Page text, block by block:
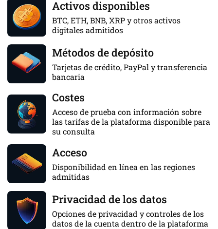
Activos disponibles
BTC, ETH, BNB, XRP y otros activos
digitales admitidos
Métodos de depósito
Tarjetas de crédito, PayPal y transferencia
bancaria
Costes
Acceso de prueba con información sobre
las tarifas de la plataforma disponible para
su consulta
Acceso
Disponibilidad en línea en las regiones
admitidas
Privacidad de los datos
Opciones de privacidad y controles de los
datos de la cuenta dentro de la plataforma